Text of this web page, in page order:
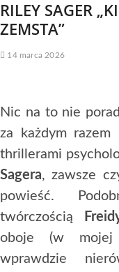
RILEY SAGER
ZEMSTA”
14 marca 2026
Nic na to nie
za każdym
thrillerami
Sagera, zawsze
powieść.
twórczością
oboje (w mojej
wprawdzie